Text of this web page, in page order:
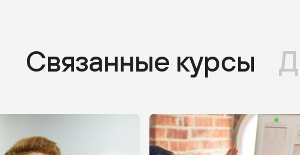
Связанные курсы